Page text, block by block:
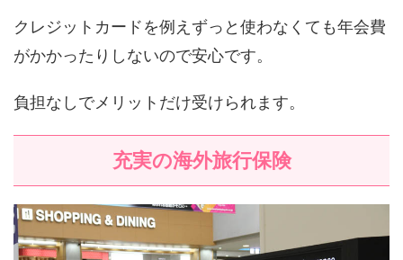
クレジットカードを例えずっと使わなくても年会費
がかかったりしないので安心です。
負担なしでメリットだけ受けられます。
充実の海外旅行保険